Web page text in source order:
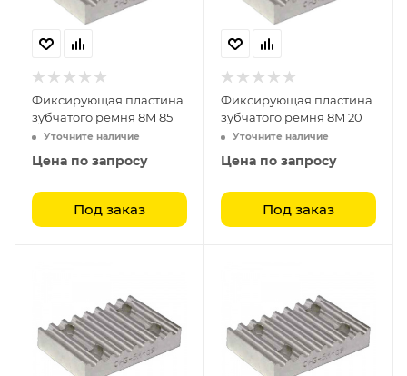
Фиксирующая пластина
зубчатого ремня 8M 85
Уточните наличие
Цена по запросу
Под заказ
Фиксирующая пластина
зубчатого ремня 8M 20
Уточните наличие
Цена по запросу
Под заказ